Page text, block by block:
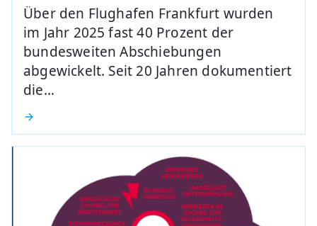
Über den Flughafen Frankfurt wurden
im Jahr 2025 fast 40 Prozent der
bundesweiten Abschiebungen
abgewickelt. Seit 20 Jahren dokumentiert
die…